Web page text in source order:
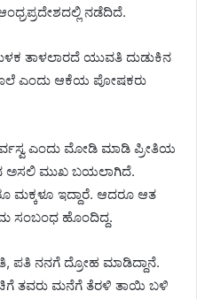
ನಡೆದಿದೆ.
ತಾಳಲಾರದೆ ಯುವತಿ ದುಡುಕಿನ
ಕೊಲೆ ಎಂದು ಆಕೆಯ ಪೋಷಕರು
ಸರ್ವಸ್ವ ಎಂದು ಮೋಡಿ ಮಾಡಿ ಪ್ರೀತಿಯ
ಅಸಲಿ ಮುಖ ಬಯಲಾಗಿದೆ.
ಮಕ್ಕಳೂ ಇದ್ದಾರೆ. ಆದರೂ ಆತ
ಸಂಬಂಧ ಹೊಂದಿದ್ದ.
ನನಗೆ ದ್ರೋಹ ಮಾಡಿದ್ದಾನೆ.
ತವರು ಮನೆಗೆ ತೆರಳಿ ತಾಯಿ ಬಳಿ